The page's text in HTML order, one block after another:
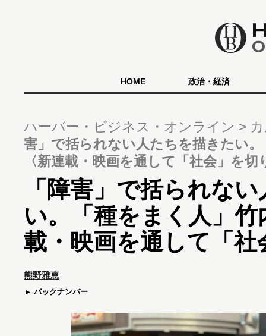
HOME 政治・経済
ハーバー・ビジネス・オンライン
害」で括られない人たちを描きたい
〈新連載・映画を通して「社会」を切
「障害」で括られな
い。「種をまく人」
載・映画を通して「
熊野雅恵
バックナンバー